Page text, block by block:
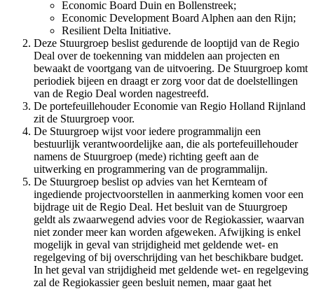
Economic Board Duin en Bollenstreek;
Economic Development Board Alphen aan den Rijn;
Resilient Delta Initiative.
Deze Stuurgroep beslist gedurende de looptijd van de Regio
Deal over de toekenning van middelen aan projecten en
bewaakt de voortgang van de uitvoering. De Stuurgroep komt
periodiek bijeen en draagt er zorg voor dat de doelstellingen
van de Regio Deal worden nagestreefd.
De portefeuillehouder Economie van Regio Holland Rijnland
zit de Stuurgroep voor.
De Stuurgroep wijst voor iedere programmalijn een
bestuurlijk verantwoordelijke aan, die als portefeuillehouder
namens de Stuurgroep (mede) richting geeft aan de
uitwerking en programmering van de programmalijn.
De Stuurgroep beslist op advies van het Kernteam of
ingediende projectvoorstellen in aanmerking komen voor een
bijdrage uit de Regio Deal. Het besluit van de Stuurgroep
geldt als zwaarwegend advies voor de Regiokassier, waarvan
niet zonder meer kan worden afgeweken. Afwijking is enkel
mogelijk in geval van strijdigheid met geldende wet- en
regelgeving of bij overschrijding van het beschikbare budget.
In het geval van strijdigheid met geldende wet- en regelgeving
zal de Regiokassier geen besluit nemen, maar gaat het